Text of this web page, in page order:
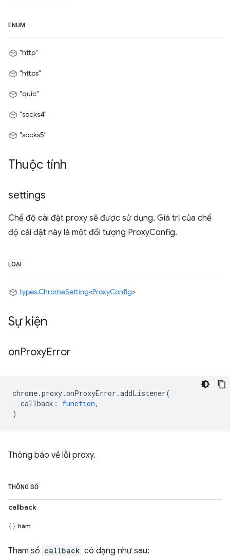
ENUM
"http"
"https"
"quic"
"socks4"
"socks5"
Thuộc tính
settings
Chế độ cài đặt proxy sẽ được sử dụng. Giá trị của chế
độ cài đặt này là một đối tượng ProxyConfig.
LOẠI
types.ChromeSetting<ProxyConfig>
Sự kiện
onProxyError
chrome.proxy.onProxyError .addListener(
callback : function,
)
Thông báo về lỗi proxy.
THÔNG SỐ
callback
hàm
Tham số callback có dạng như sau: